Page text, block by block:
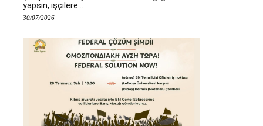
yapsın, işçilere...
30/07/2026